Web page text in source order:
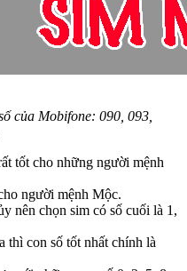
của Mobifone: 090, 093,
tốt cho những người mệnh
người mệnh Mộc.
nên chọn sim có số cuối là 1,
thì con số tốt nhất chính là